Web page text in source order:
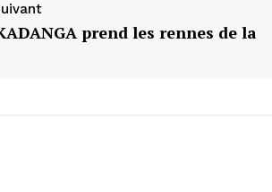
prend les rennes de la